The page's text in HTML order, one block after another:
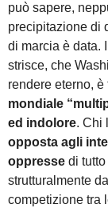
può sapere,
precipitazione di
di marcia è data.
strisce, che
rendere eterno, è
mondiale
ed indolore. Chi
opposta agli
oppresse di
strutturalmente
competizione tra